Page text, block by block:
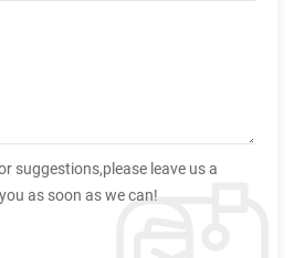
suggestions,please leave us a
as soon as we can!